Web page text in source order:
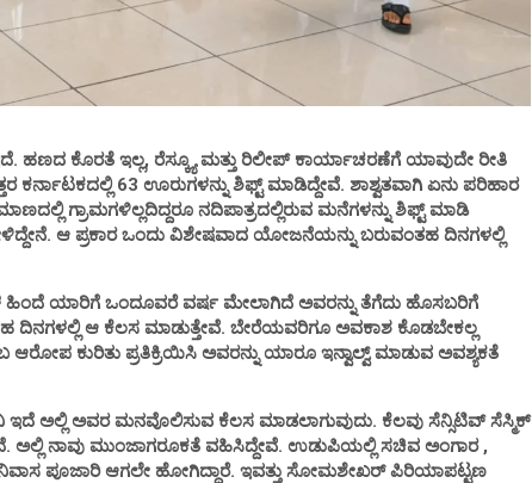
ಕೊರತೆ ಇಲ್ಲ, ರೆಸ್ಕ್ಯೂ ಮತ್ತು ರಿಲೀಪ್ ಕಾರ್ಯಾಚರಣೆಗೆ ಯಾವುದೇ ರೀತಿ
63 ಊರುಗಳನ್ನು ಶಿಫ್ಟ್ ಮಾಡಿದ್ದೇವೆ. ಶಾಶ್ವತವಾಗಿ ಏನು ಪರಿಹಾರ
ಗ್ರಾಮಗಳಿಲ್ಲದಿದ್ದರೂ ನದಿಪಾತ್ರದಲ್ಲಿರುವ ಮನೆಗಳನ್ನು ಶಿಫ್ಟ್ ಮಾಡಿ
ಆ ಪ್ರಕಾರ ಒಂದು ವಿಶೇಷವಾದ ಯೋಜನೆಯನ್ನು ಬರುವಂತಹ ದಿನಗಳಲ್ಲಿ
ಯಾರಿಗೆ ಒಂದೂವರೆ ವರ್ಷ ಮೇಲಾಗಿದೆ ಅವರನ್ನು ತೆಗೆದು ಹೊಸಬರಿಗೆ
ದಿನಗಳಲ್ಲಿ ಆ ಕೆಲಸ ಮಾಡುತ್ತೇವೆ. ಬೇರೆಯವರಿಗೂ ಅವಕಾಶ ಕೊಡಬೇಕಲ್ಲ
ಆರೋಪ ಕುರಿತು ಪ್ರತಿಕ್ರಿಯಿಸಿ ಅವರನ್ನು ಯಾರೂ ಇನ್ವಾಲ್ವ್ ಮಾಡುವ ಅವಶ್ಯಕತೆ
ಇದೆ ಅಲ್ಲಿ ಅವರ ಮನವೊಲಿಸುವ ಕೆಲಸ ಮಾಡಲಾಗುವುದು. ಕೆಲವು ಸೆನ್ಸಿಟಿವ್ ಸೆಸ್ಮಿಕ್
ಅಲ್ಲಿ ನಾವು ಮುಂಜಾಗರೂಕತೆ ವಹಿಸಿದ್ದೇವೆ. ಉಡುಪಿಯಲ್ಲಿ ಸಚಿವ ಅಂಗಾರ ,
ಪೂಜಾರಿ ಆಗಲೇ ಹೋಗಿದ್ದಾರೆ. ಇವತ್ತು ಸೋಮಶೇಖರ್ ಪಿರಿಯಾಪಟ್ಟಣ